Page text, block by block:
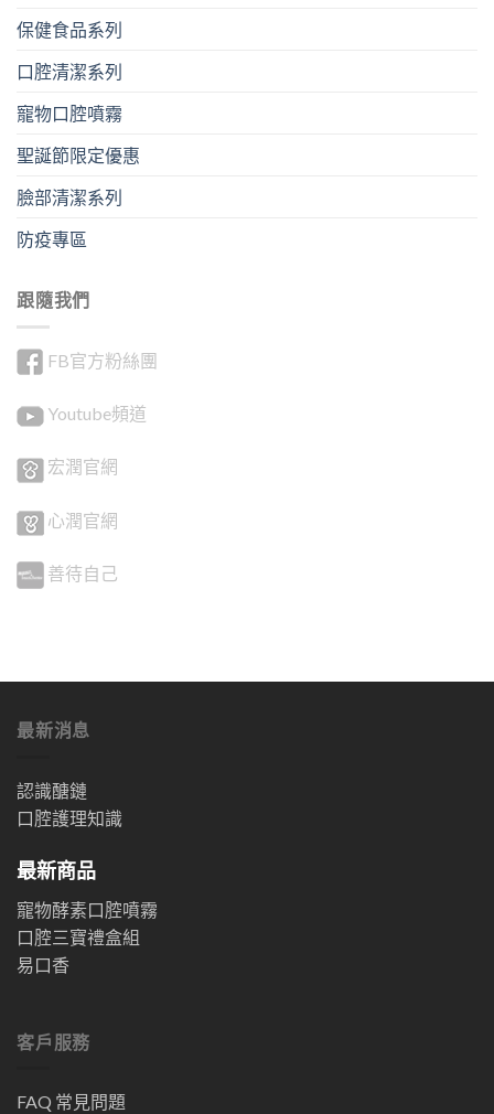
保健食品系列
口腔清潔系列
寵物口腔噴霧
聖誕節限定優惠
臉部清潔系列
防疫專區
跟隨我們
FB官方粉絲團
Youtube頻道
宏潤官網
心潤官網
善待自己
最新消息
認識醣鏈
口腔護理知識
最新商品
寵物酵素口腔噴霧
口腔三寶禮盒組
易口香
客戶服務
FAQ 常見問題